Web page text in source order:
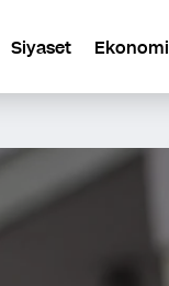
Siyaset Ekonomi